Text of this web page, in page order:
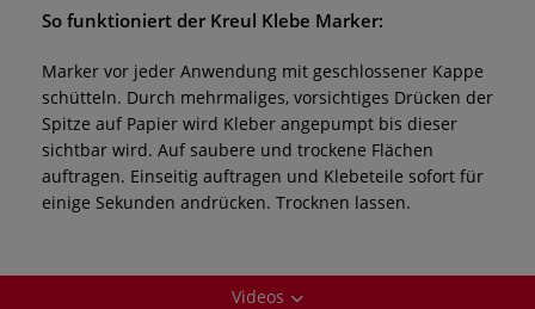
So funktioniert der Kreul Klebe Marker:
Marker vor jeder Anwendung mit geschlossener Kappe
schütteln. Durch mehrmaliges, vorsichtiges Drücken der
Spitze auf Papier wird Kleber angepumpt bis dieser
sichtbar wird. Auf saubere und trockene Flächen
auftragen. Einseitig auftragen und Klebeteile sofort für
einige Sekunden andrücken. Trocknen lassen.
Videos